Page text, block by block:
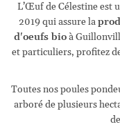
L’Œuf de Célestine est
2019 qui assure la
d'oeufs bioà
et particuliers, profitez
Toutes nos poules
arboré de plusieurs